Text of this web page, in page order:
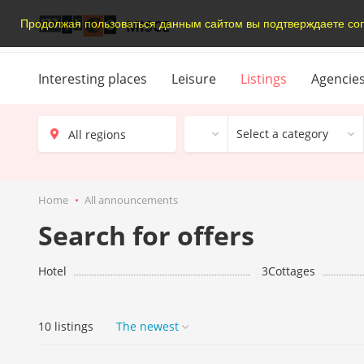
Продолжая пользоваться данным сайтом вы подтверждаете
MISCE
Interesting places Leisure Listings Agencies
Select a category
Home All announcements
Search for offers
Hotel 3Cottages
10 listings The newest